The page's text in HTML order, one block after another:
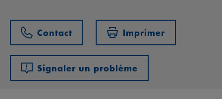
Contact Imprimer
Signaler un problème